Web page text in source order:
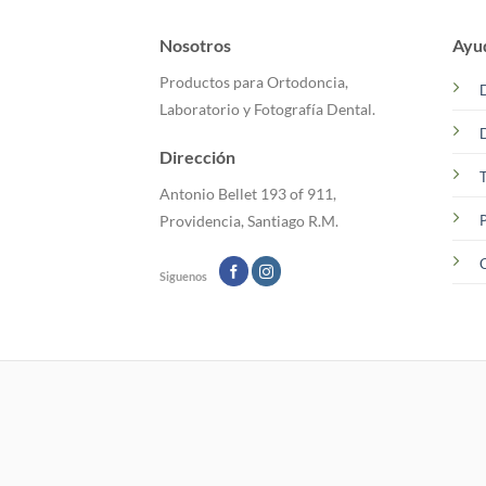
Nosotros
Productos para Ortodoncia,
Laboratorio y Fotografía Dental.
Dirección
Antonio Bellet 193 of 911,
Providencia, Santiago R.M.
Siguenos